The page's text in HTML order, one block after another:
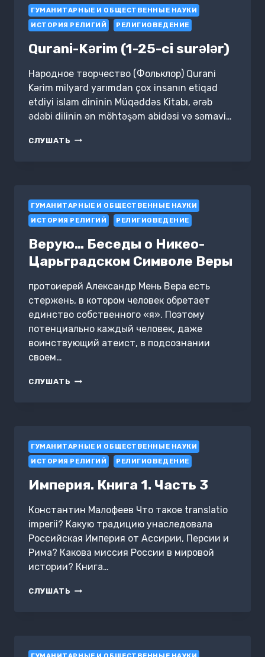
ГУМАНИТАРНЫЕ И ОБЩЕСТВЕННЫЕ НАУКИ
ИСТОРИЯ РЕЛИГИЙ
РЕЛИГИОВЕДЕНИЕ
Qurani-Kərim (1-25-ci surələr)
Народное творчество (Фольклор) Qurani
Kərim milyard yarımdan çox insanın etiqad
etdiyi islam dininin Müqəddəs Kitabı, ərəb
ədəbi dilinin ən möhtəşəm abidəsi və səmavi…
СЛУШАТЬ QURANI-
ГУМАНИТАРНЫЕ И ОБЩЕСТВЕННЫЕ НАУКИ
ИСТОРИЯ РЕЛИГИЙ
РЕЛИГИОВЕДЕНИЕ
Верую… Беседы о Никео-
Царьградском Символе Веры
протоиерей Александр Мень Вера есть
стержень, в котором человек обретает
единство собственного «я». Поэтому
потенциально каждый человек, даже
воинствующий атеист, в подсознании
своем…
СЛУШАТЬ ВЕРУЮ…
ВЕРЫ
ГУМАНИТАРНЫЕ И ОБЩЕСТВЕННЫЕ НАУКИ
ИСТОРИЯ РЕЛИГИЙ
РЕЛИГИОВЕДЕНИЕ
Империя. Книга 1. Часть 3
Константин Малофеев Что такое translatio
imperii? Какую традицию унаследовала
Российская Империя от Ассирии, Персии и
Рима? Какова миссия России в мировой
истории? Книга…
СЛУШАТЬ ИМПЕРИЯ.